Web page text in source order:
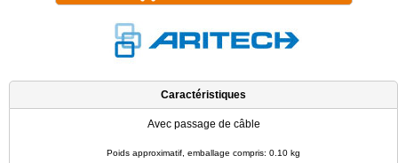
Caractéristiques
Avec passage de câble
Poids approximatif, emballage compris: 0.10 kg